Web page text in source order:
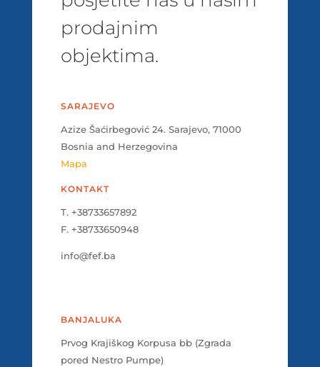
prodajnim
objektima.
SARAJEVO
Azize Šaćirbegović 24. Sarajevo, 71000
Bosnia and Herzegovina
Mapa
KONTAKT
T. +38733657892
F. +38733650948
info@fef.ba
BANJALUKA
Prvog Krajiškog Korpusa bb (Zgrada
pored Nestro Pumpe)